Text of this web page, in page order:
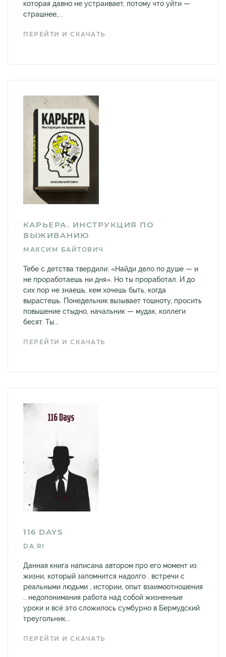
которая давно не устраивает, потому что уйти —
страшнее,...
ПЕРЕЙТИ И СКАЧАТЬ
КАРЬЕРА. ИНСТРУКЦИЯ ПО
ВЫЖИВАНИЮ
МАКСИМ БАЙТОВИЧ
Тебе с детства твердили: «Найди дело по душе — и
не проработаешь ни дня». Но ты проработал. И до
сих пор не знаешь, кем хочешь быть, когда
вырастешь. Понедельник вызывает тошноту, просить
повышение стыдно, начальник — мудак, коллеги
бесят. Ты...
ПЕРЕЙТИ И СКАЧАТЬ
116 DAYS
DA RI
Данная книга написана автором про его момент из
жизни, который запомнится надолго . встречи с
реальными людьми , истории, опыт взаимоотношения
.. недопонимания работа над собой жизненные
уроки и всё это сложилось сумбурно в Бермудский
треугольник...
ПЕРЕЙТИ И СКАЧАТЬ